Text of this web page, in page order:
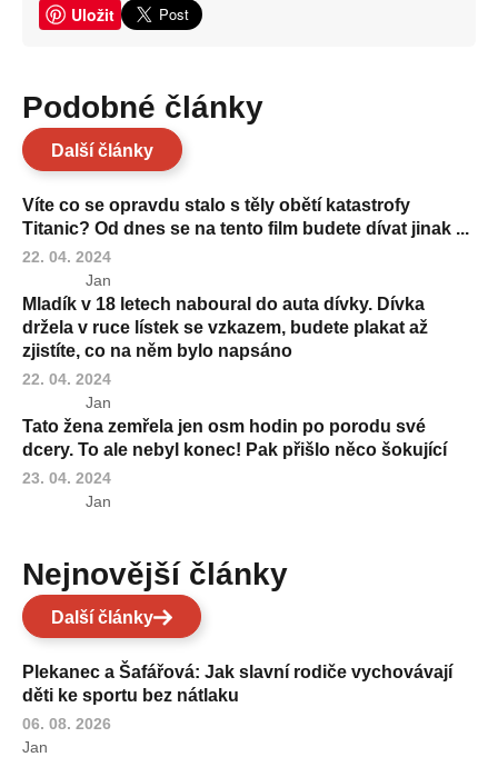
Uložit
Podobné články
Další články
Víte co se opravdu stalo s těly obětí katastrofy
Titanic? Od dnes se na tento film budete dívat jinak ...
22. 04. 2024
Jan
Mladík v 18 letech naboural do auta dívky. Dívka
držela v ruce lístek se vzkazem, budete plakat až
zjistíte, co na něm bylo napsáno
22. 04. 2024
Jan
Tato žena zemřela jen osm hodin po porodu své
dcery. To ale nebyl konec! Pak přišlo něco šokující
23. 04. 2024
Jan
Nejnovější články
Další články
Plekanec a Šafářová: Jak slavní rodiče vychovávají
děti ke sportu bez nátlaku
06. 08. 2026
Jan